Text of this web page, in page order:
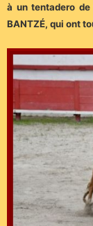
à un tentadero
BANTZÉ, qui ont